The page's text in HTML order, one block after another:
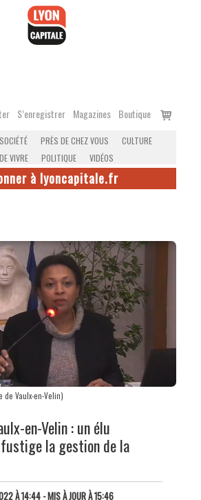
S’enregistrer Magazines Boutique
Voir
SOCIÉTÉ PRÈS DE CHEZ VOUS
CULTURE
VIVRE
POLITIQUE VIDÉOS
à lyoncapitale.fr
Vaulx-en-Velin)
en-Velin : un élu
la gestion de la
À 14:44- MIS À JOUR À 15:46